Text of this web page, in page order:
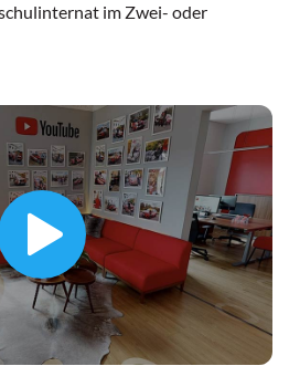
im Zwei- oder